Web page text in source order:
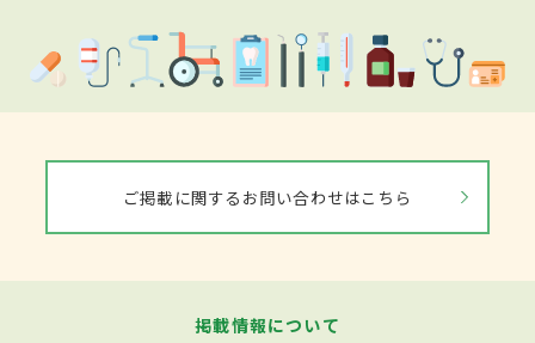
ご掲載に関するお問い合わせはこちら
掲載情報について